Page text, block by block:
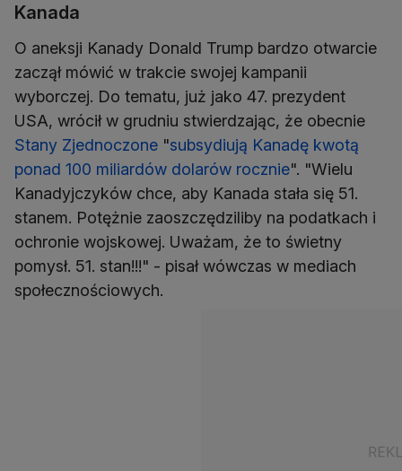
Kanada
O aneksji Kanady Donald Trump bardzo otwarcie
zaczął mówić w trakcie swojej kampanii
wyborczej. Do tematu, już jako 47. prezydent
USA, wrócił w grudniu stwierdzając, że obecnie
Stany Zjednoczone "subsydiują Kanadę kwotą
ponad 100 miliardów dolarów rocznie". "Wielu
Kanadyjczyków chce, aby Kanada stała się 51.
stanem. Potężnie zaoszczędziliby na podatkach i
ochronie wojskowej. Uważam, że to świetny
pomysł. 51. stan!!!" - pisał wówczas w mediach
społecznościowych.